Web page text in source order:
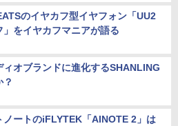
のイヤカフ型イヤフォン「UU2
」をイヤカフマニアが語る
ィオブランドに進化するSHANLING
？
ノートのiFLYTEK「AINOTE 2」は